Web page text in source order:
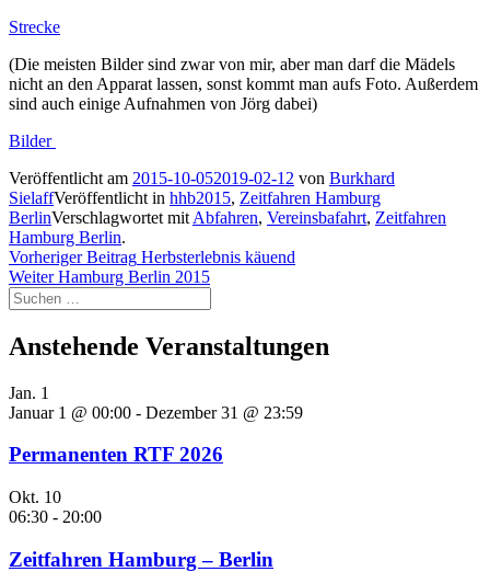
Strecke
(Die meisten Bilder sind zwar von mir, aber man darf die Mädels
nicht an den Apparat lassen, sonst kommt man aufs Foto. Außerdem
sind auch einige Aufnahmen von Jörg dabei)
Bilder
Veröffentlicht am 2015-10-052019-02-12 von Burkhard
SielaffVeröffentlicht in hhb2015, Zeitfahren Hamburg
BerlinVerschlagwortet mit Abfahren, Vereinsbafahrt, Zeitfahren
Hamburg Berlin.
Beitragsnavigation
Vorheriger Beitrag Vorheriger
Beitrag:
Herbsterlebnis käuend
Weiter Nächster
Beitrag:
Hamburg Berlin 2015
Suchen
nach:
Anstehende Veranstaltungen
Jan. 1
Januar 1 @ 00:00 - Dezember 31 @ 23:59
Permanenten RTF 2026
Okt. 10
06:30 - 20:00
Zeitfahren Hamburg – Berlin